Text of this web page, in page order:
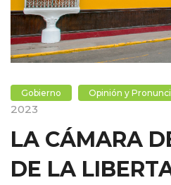
Gobierno Opinión y
2023
LA CÁMARA
DE LA